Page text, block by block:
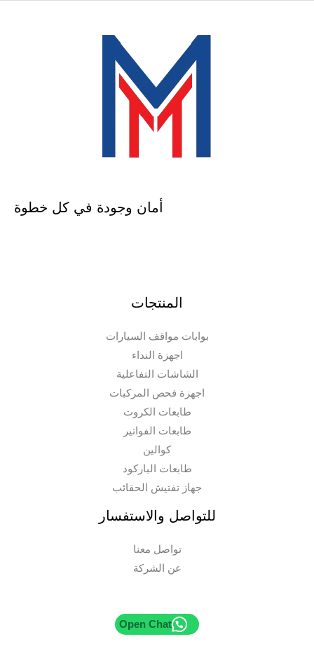
أمان وجودة في كل خطوة
المنتجات
بوابات مواقف السيارات
اجهزة النداء
الشاشات التفاعلية
اجهزة فحص المركبات
طابعات الكروت
طابعات الفواتير
كوالين
طابعات الباركود
جهاز تفتيش الحقائب
للتواصل والاستفسار
تواصل معنا
عن الشركة
Open Chat